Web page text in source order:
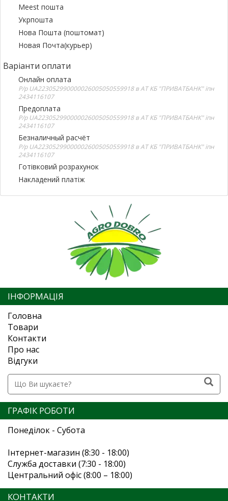
Meest пошта
Укрпошта
Нова Пошта (поштомат)
Новая Почта(курьер)
Варіанти оплати
Онлайн оплата
Р/р UA223052990000026005050559918 в АТ КБ "ПРИВАТБАНК" іпн
2434116107
Предоплата
Р/р UA223052990000026005050559918 в АТ КБ "ПРИВАТБАНК" іпн
2434116107
Безналичный расчёт
Р/р UA223052990000026005050559918 в АТ КБ "ПРИВАТБАНК" іпн
2434116107
Готівковий розрахунок
Накладений платіж
ІНФОРМАЦІЯ
Головна
Товари
Контакти
Про нас
Відгуки
ГРАФІК РОБОТИ
Понеділок - Субота
Інтернет-магазин (8:30 - 18:00)
Служба доставки (7:30 - 18:00)
Центральний офіс (8:00 – 18:00)
КОНТАКТИ